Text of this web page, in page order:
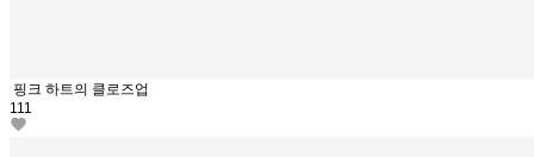
핑크 하트의 클로즈업
111